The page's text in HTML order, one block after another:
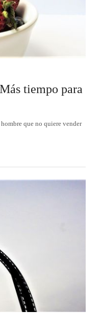
tiempo para
que no quiere vender